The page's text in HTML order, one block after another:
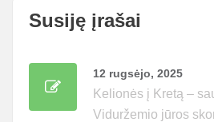
Susiję įrašai
12 rugsėjo, 2025
Kelionės į Kretą –
Viduržemio jūros